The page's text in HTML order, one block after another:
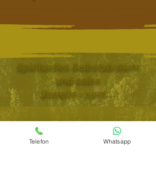
Spirituelles Selbststudium
und seine
Vorteile - sind...
Telefon Whatsapp